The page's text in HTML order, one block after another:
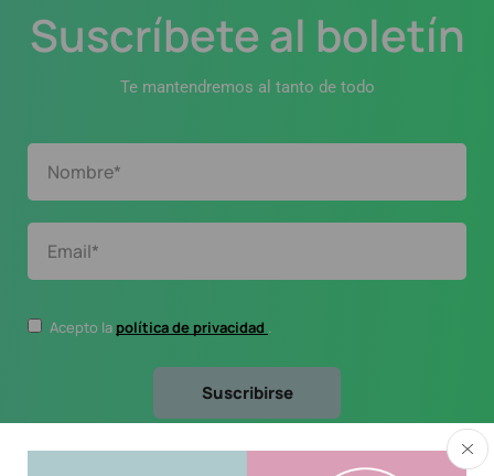
Suscríbete al boletín
Te mantendremos al tanto de todo
Acepto la política de privacidad .